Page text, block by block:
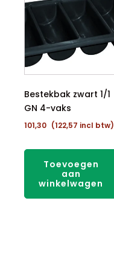
Bestekbak zwart 1/1
GN 4-vaks
101,30 (122,57 incl btw)
Toevoegen
aan
winkelwagen